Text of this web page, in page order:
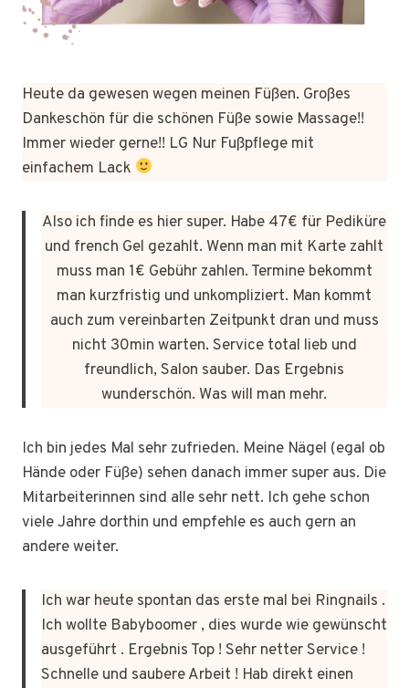
Heute da gewesen wegen meinen Füßen. Großes
Dankeschön für die schönen Füße sowie Massage!!
Immer wieder gerne!! LG Nur Fußpflege mit
einfachem Lack
Also ich finde es hier super. Habe 47€ für Pediküre
und french Gel gezahlt. Wenn man mit Karte zahlt
muss man 1€ Gebühr zahlen. Termine bekommt
man kurzfristig und unkompliziert. Man kommt
auch zum vereinbarten Zeitpunkt dran und muss
nicht 30min warten. Service total lieb und
freundlich, Salon sauber. Das Ergebnis
wunderschön. Was will man mehr.
Ich bin jedes Mal sehr zufrieden. Meine Nägel (egal ob
Hände oder Füße) sehen danach immer super aus. Die
Mitarbeiterinnen sind alle sehr nett. Ich gehe schon
viele Jahre dorthin und empfehle es auch gern an
andere weiter.
Ich war heute spontan das erste mal bei Ringnails .
Ich wollte Babyboomer , dies wurde wie gewünscht
ausgeführt . Ergebnis Top ! Sehr netter Service !
Schnelle und saubere Arbeit ! Hab direkt einen